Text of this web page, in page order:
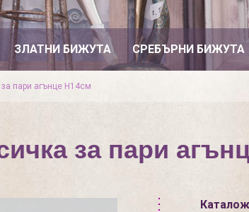
ЗЛАТНИ БИЖУТА СРЕБЪРНИ БИЖУТА
пари агънце Н14см
за пари